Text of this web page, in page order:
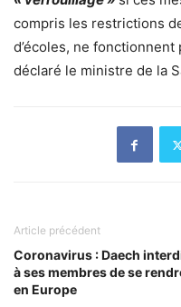
compris les restrictions
d’écoles, ne
déclaré le ministre de la
Article précédent
Coronavirus : Daech
à ses membres de se
en Europe